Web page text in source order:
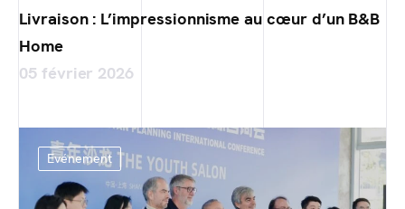
Livraison : L’impressionnisme au cœur d’un B&B
Home
05 février 2026
Evénement